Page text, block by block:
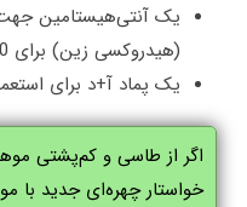
یک آنتی‌هیستامین
(هیدروکسی زین) برای 10-7 روز تجویز می‌شود
یک پماد آ+د برای
اگر از طاسی و کم‌پشتی
خواستار چهره‌ای جدید با